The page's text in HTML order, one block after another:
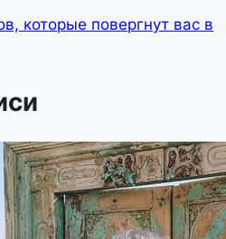
которые повергнут вас в